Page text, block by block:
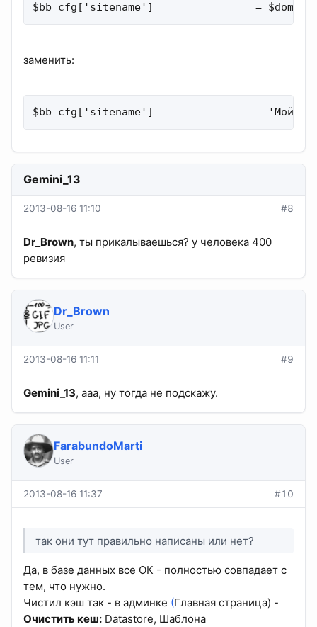
$bb_cfg['sitename']                =
заменить:
$bb_cfg['sitename']                = 'Мой самый
Gemini_13
2013-08-16 11:10 #8
Dr_Brown, ты прикалываешься? у человека 400
ревизия
Dr_Brown
User
2013-08-16 11:11 #9
Gemini_13, ааа, ну тогда не подскажу.
FarabundoMarti
User
2013-08-16 11:37 #10
так они тут правильно написаны или нет?
Да, в базе данных все ОК - полностью совпадает с
тем, что нужно.
Чистил кэш так - в админке (Главная страница) -
Очистить кеш: Datastore, Шаблона